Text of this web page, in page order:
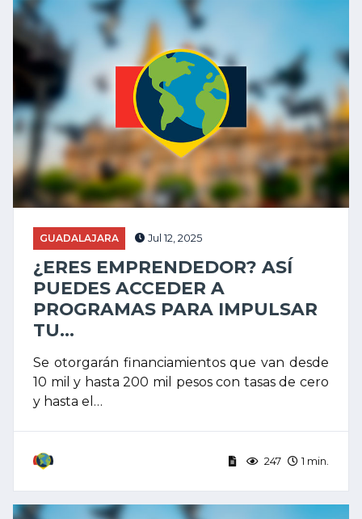
GUADALAJARA Jul 12, 2025
¿ERES EMPRENDEDOR? ASÍ
PUEDES ACCEDER A
PROGRAMAS PARA IMPULSAR
TU...
Se otorgarán financiamientos que van desde
10 mil y hasta 200 mil pesos con tasas de cero
y hasta el…
247 1 min.